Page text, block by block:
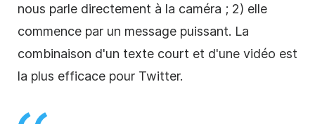
nous parle directement à la caméra ; 2) elle
commence par un message puissant. La
combinaison d'un texte court et d'une vidéo est
la plus efficace pour Twitter.